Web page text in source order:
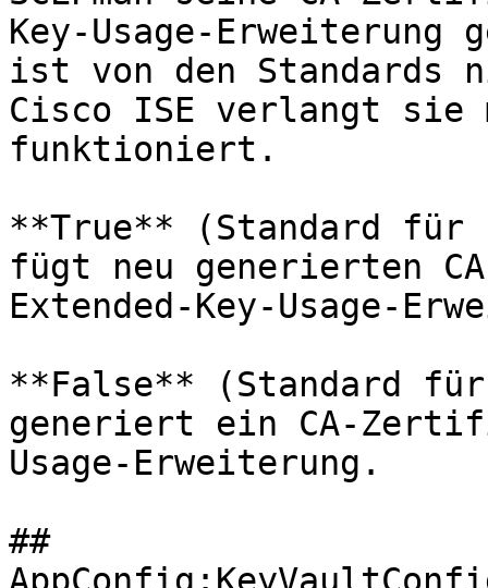
Key-Usage-
ist von den
Cisco ISE verlangt sie
funktioniert.
**True** (Standard für
fügt neu generierten
Extended-Key-Usage-
**False** (Standard für
generiert ein CA-
Usage-Erweiterung.
##